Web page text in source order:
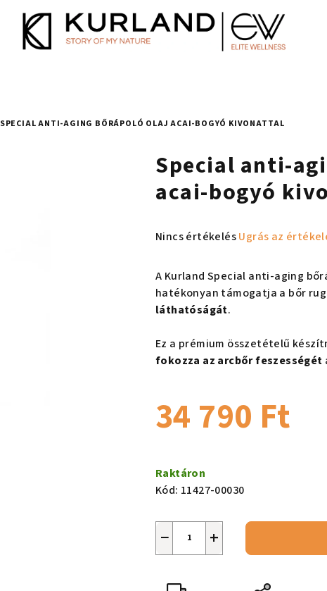
SPECIAL ANTI-AGING BŐRÁPOLÓ OLAJ ACAI-BOGYÓ KIVONATTAL
Special anti-
acai-bogyó
A
átlagos
értékelése
5-
0,0
csillag.
Nincs értékelésUgrás az
A Kurland Special anti-aging
hatékonyan támogatja a bőr
láthatóságát.
Ez a prémium összetételű
fokozza az arcbőr feszességét
34 790 Ft
Raktáron
Kód: 11427-00030
+
−